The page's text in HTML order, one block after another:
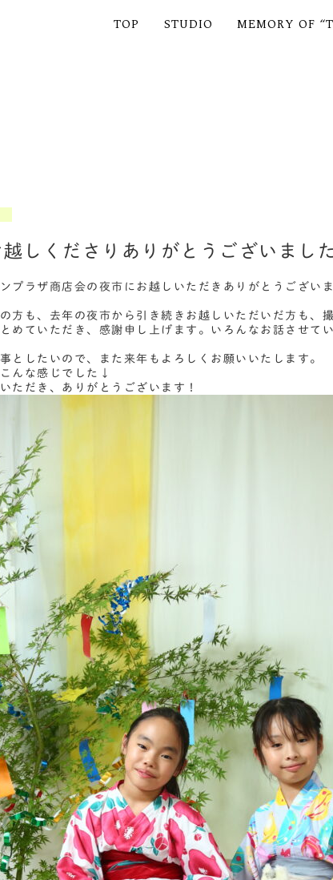
TOP STUDIO MEMORY OF
しくださりありがとうございました
プラザ商店会の夜市にお越しいただきありがとうございま
方も、去年の夜市から引き続きお越しいただいだ方も、
めていただき、感謝申し上げます。いろんなお話させて
としたいので、また来年もよろしくお願いいたします。
んな感じでした↓
ただき、ありがとうございます！